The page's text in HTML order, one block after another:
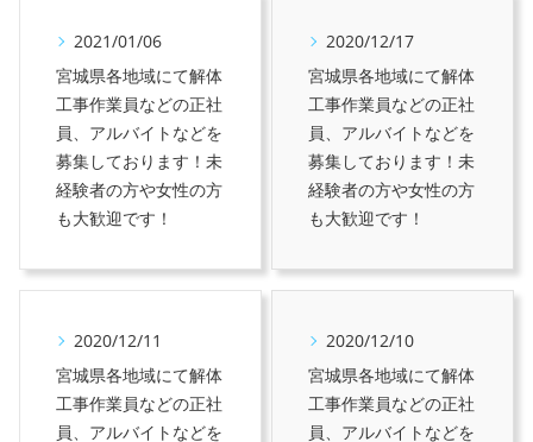
2021/01/06
宮城県各地域にて解体
工事作業員などの正社
員、アルバイトなどを
募集しております！未
経験者の方や女性の方
も大歓迎です！
2020/12/17
宮城県各地域にて解体
工事作業員などの正社
員、アルバイトなどを
募集しております！未
経験者の方や女性の方
も大歓迎です！
2020/12/11
宮城県各地域にて解体
工事作業員などの正社
員、アルバイトなどを
2020/12/10
宮城県各地域にて解体
工事作業員などの正社
員、アルバイトなどを